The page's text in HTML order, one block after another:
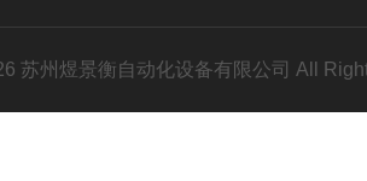
苏州煜景衡自动化设备有限公司 All